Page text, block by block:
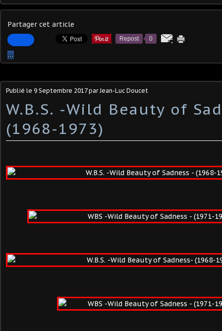
Partager cet article
Repost 0
…
Publié le 9 Septembre 2017par Jean-Luc Doucet
W.B.S. -Wild Beauty of
(1968-1973)